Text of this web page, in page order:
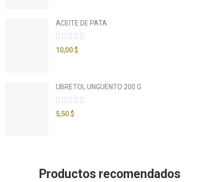
ACEITE DE PATA
10,00 $
UBRETOL UNGUENTO 200 G
5,50 $
Productos recomendados